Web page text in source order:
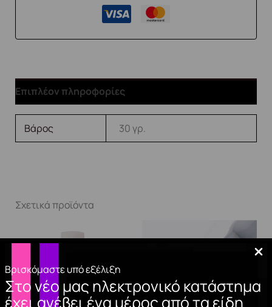
Βρισκόμαστε υπό εξέλιξη
Στο νέο μας ηλεκτρονικό κατάστημα
έχει ανέβει ένα μέρος από τα είδη
Επιπλέον πληροφορίες
Βάρος 30 γρ.
Σχετικά προϊόντα